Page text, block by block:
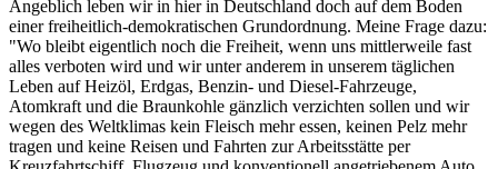
Angeblich leben wir in hier in Deutschland doch auf dem Boden
einer freiheitlich-demokratischen Grundordnung. Meine Frage dazu:
"Wo bleibt eigentlich noch die Freiheit, wenn uns mittlerweile fast
alles verboten wird und wir unter anderem in unserem täglichen
Leben auf Heizöl, Erdgas, Benzin- und Diesel-Fahrzeuge,
Atomkraft und die Braunkohle gänzlich verzichten sollen und wir
wegen des Weltklimas kein Fleisch mehr essen, keinen Pelz mehr
tragen und keine Reisen und Fahrten zur Arbeitsstätte per